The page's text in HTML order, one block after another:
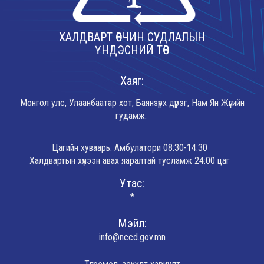
ХАЛДВАРТ ӨВЧИН СУДЛАЛЫН
ҮНДЭСНИЙ ТӨВ
Хаяг:
Монгол улс, Улаанбаатар хот, Баянзүрх дүүрэг, Нам Ян Жүгийн
гудамж.
Цагийн хуваарь: Амбулатори 08:30-14:30
Халдвартын хүлээн авах яаралтай тусламж 24:00 цаг
Утас:
*
Мэйл:
info@nccd.gov.mn